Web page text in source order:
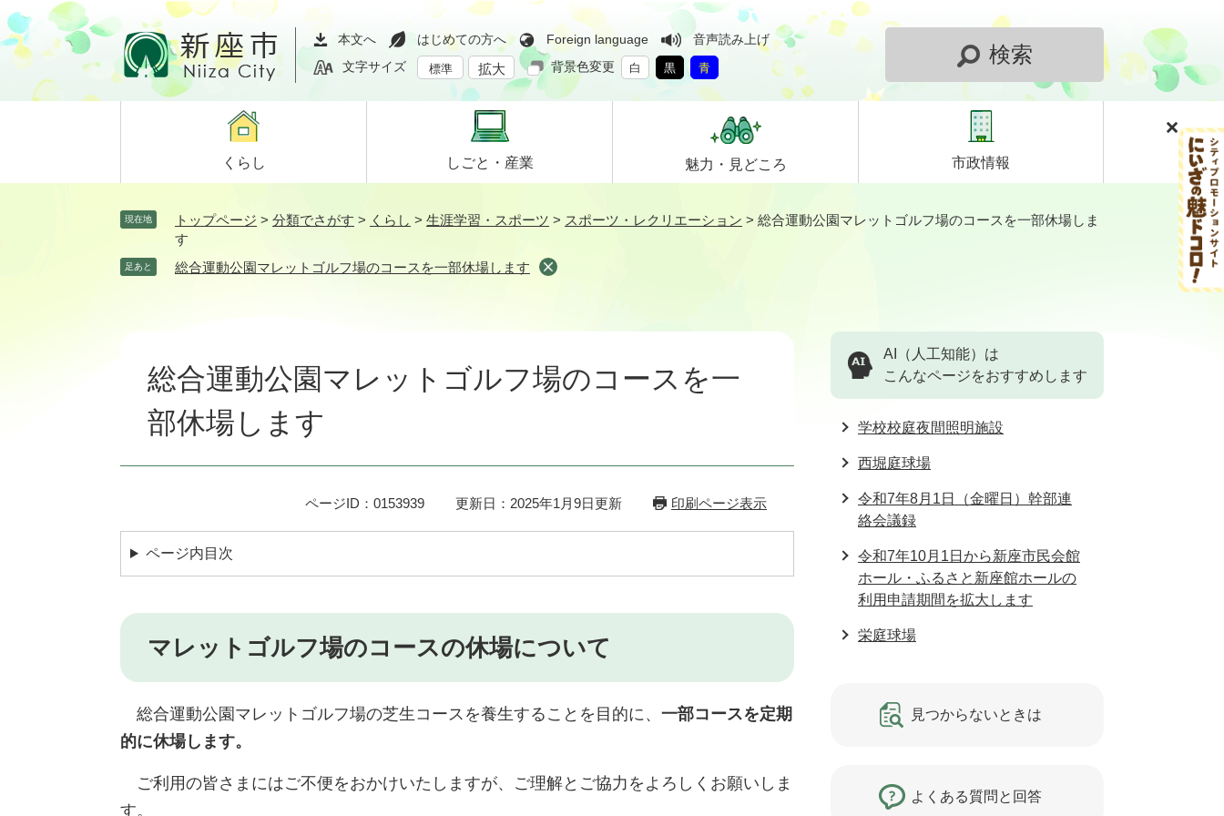
ペ
ー
ジ
メ
ニ
ュ
て
本文へ はじめての方へ Foreign language
音声読み上げ
文字サイズ
標準 拡大 背景色変更 白 黒 青
検索
くらし しごと・ 産業 魅力・ 見どころ 市政情報
現在地 トップページ > 分類でさがす > くらし > 生涯学習・スポーツ > スポーツ・レクリエーション > 総合運動公園マレットゴルフ場のコースを一部休場しま
す
足あと 総合運動公園マレットゴルフ場のコースを一部休場します
総合運動公園マレットゴルフ場のコースを一
部休場します
ページID：0153939 更新日：2025年1月9日更新 印刷ページ表示
ページ内目次
マレットゴルフ場のコースの休場について
総合運動公園マレットゴルフ場の芝生コースを養生することを目的に、 一部コースを定期
的に休場します。
ご利用の皆さまにはご不便をおかけいたしますが、ご理解とご協力をよろしくお願いしま
す。
AI（人工知能）は
こんなページをおすすめします
学校校庭夜間照明施設
西堀庭球場
令和7年8月1日（金曜日）幹部連
絡会議録
令和7年10月1日から新座市民会館
ホール・ふるさと新座館ホールの
利用申請期間を拡大します
栄庭球場
見つからないときは
よくある質問と回答